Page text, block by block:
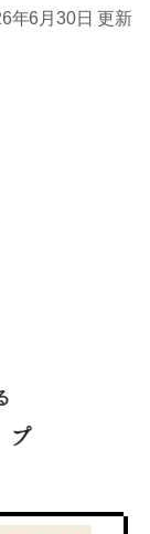
年6月30日 更新